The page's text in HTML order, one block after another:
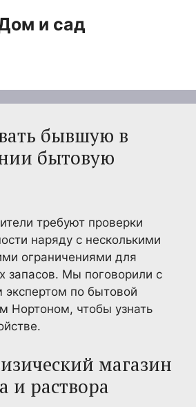
и сад
бывшую в
бытовую
требуют проверки
наряду с несколькими
ограничениями для
запасов. Мы поговорили с
по бытовой
Нортоном, чтобы узнать
магазин
и раствора